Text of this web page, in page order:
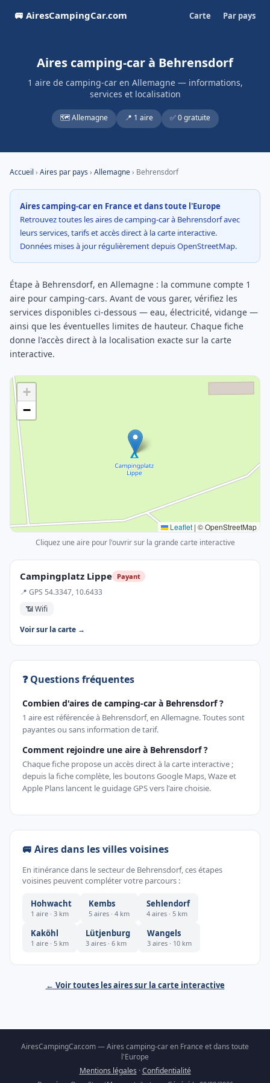
🚐 AiresCampingCar.com Carte Par pays
Aires camping-car à Behrensdorf
1 aire de camping-car en Allemagne — informations,
services et localisation
🗺️ Allemagne 📍 1 aire ✅ 0 gratuite
Accueil › Aires par pays› Allemagne› Behrensdorf
Aires camping-car en France et dans toute l'Europe
Retrouvez toutes les aires de camping-car à Behrensdorf avec
leurs services, tarifs et accès direct à la carte interactive.
Données mises à jour régulièrement depuis OpenStreetMap.
Étape à Behrensdorf, en Allemagne : la commune compte 1
aire pour camping-cars. Avant de vous garer, vérifiez les
services disponibles ci-dessous — eau, électricité, vidange —
ainsi que les éventuelles limites de hauteur. Chaque fiche
donne l'accès direct à la localisation exacte sur la carte
interactive.
Campingplatz Lippe Payant
📍 GPS 54.3347, 10.6433
📶 Wifi
Voir sur la carte →
❓ Questions fréquentes
Combien d'aires de camping-car à Behrensdorf ?
1 aire est référencée à Behrensdorf, en Allemagne. Toutes sont
payantes ou sans information de tarif.
Comment rejoindre une aire à Behrensdorf ?
Chaque fiche propose un accès direct à la carte interactive ;
depuis la fiche complète, les boutons Google Maps, Waze et
Apple Plans lancent le guidage GPS vers l'aire choisie.
🚐 Aires dans les villes voisines
En itinérance dans le secteur de Behrensdorf, ces étapes
voisines peuvent compléter votre parcours :
Hohwacht
1 aire · 3 km
Kembs
5 aires · 4 km
Sehlendorf
4 aires · 5 km
Kaköhl
1 aire · 5 km
Lütjenburg
3 aires · 6 km
Wangels
3 aires · 10 km
+
−
Leaflet | © OpenStreetMap
Cliquez une aire pour l'ouvrir sur la grande carte interactive
← Voir toutes les aires sur la carte interactive
AiresCampingCar.com — Aires camping-car en France et dans toute
l'Europe
Mentions légales ·Confidentialité